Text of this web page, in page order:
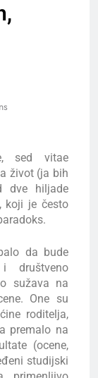
sed vitae
život (ja bih
dve hiljade
koji je često
da bude
društveno
sužava na
One su
roditelja,
premalo na
(ocene,
studijski